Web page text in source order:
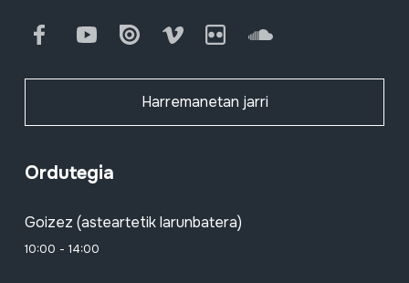
FacebookYoutube Issuu Vimeo Flickr SoundCloud
Harremanetan jarri
Ordutegia
Goizez (asteartetik larunbatera)
10:00 - 14:00